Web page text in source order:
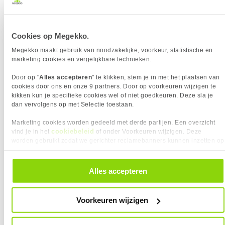
Cookies op Megekko.
Megekko maakt gebruik van noodzakelijke, voorkeur, statistische en
marketing cookies en vergelijkbare technieken.
Door op "Alles accepteren" te klikken, stem je in met het plaatsen van
cookies door ons en onze 9 partners. Door op voorkeuren wijzigen te
kikken kun je specifieke cookies wel of niet goedkeuren. Deze sla je
dan vervolgens op met Selectie toestaan.
Marketing cookies worden gedeeld met derde partijen. Een overzicht
vind je in het cookiebeleid of onder Voorkeuren wijzigen. Deze
alle cookies. Je kunt je gegeven toestemming altijd intrekken, dit doe je
door in de footer van onze website te klikken op ‘Cookievoorkeuren’
Alles accepteren
Voorkeuren wijzigen
Indeling
Verkrijgbaar sinds
Juni 2022
Garantie
24 maanden
OVERIGE SPECIFICATIES
PRESTATIE
TOETSENBORD
Eigenschap Waarde
Aanpasbare keyboard hoogte
✓︎
Aantal toetsen, toetsenbord
78
Mechanische toetsen
✖︎
Numpad
✖︎
✖︎
Stijl toetsenbord
Recht
QWERTY
Taal toetsenbord
VAAK SAMEN GEKOCHT MET
8,95 169,-
Sandisk WD_Green SN3000 512GB
Crucial DDR5 SODIMM 2x16GB 5600